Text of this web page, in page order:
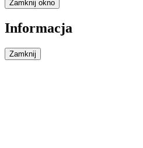
Zamknij okno
Informacja
Zamknij